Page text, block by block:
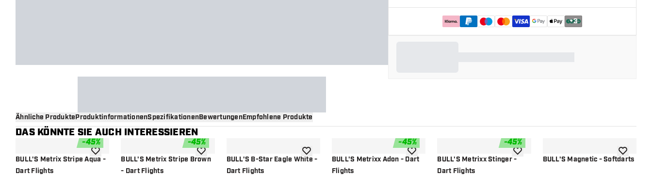
+3
Ähnliche ProdukteProduktinformationenSpezifikationenBewertungenEmpfohlene Produkte
DAS KÖNNTE SIE AUCH INTERESSIEREN
-45%
BULL'S Metrix Stripe Aqua -
Dart Flights
Zur Wunschliste hinzufügen
-45%
BULL'S Metrix Stripe Brown
- Dart Flights
Zur Wunschliste hinzufügen
BULL'S B-Star Eagle White -
Dart Flights
Zur Wunschliste hinzufügen
-45%
BULL'S Metrixx Adon - Dart
Flights
Zur Wunschliste hinzufügen
-45%
BULL'S Metrixx Stinger -
Dart Flights
Zur Wunschliste hinzufügen
BULL'S Magnetic - Softdarts
Zur